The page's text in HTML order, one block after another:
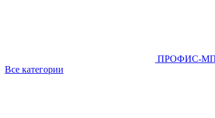
ПРОФИС-
Все категории